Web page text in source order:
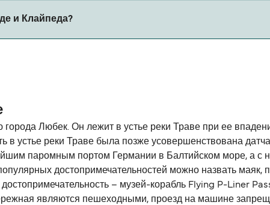
парома. В настоящее время вы можете брать животных
и Клайпеда?
Любек. Он лежит в устье реки Траве при ее
в устье реки Траве была позже усовершенствована
паромным портом Германии в Балтийском море, а с
достопримечательностей можно назвать маяк,
– музей-корабль Flying P-Liner
являются пешеходными, проезд на машине